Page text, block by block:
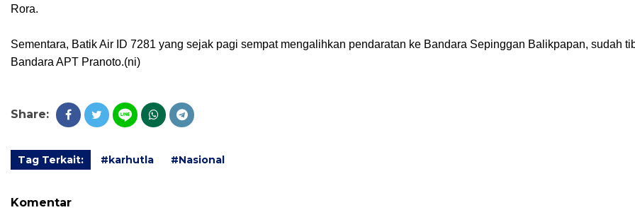
Rora.
Sementara, Batik Air ID 7281 yang sejak pagi sempat mengalihkan pendaratan ke Bandara Sepinggan Balikpapan, sudah
Bandara APT Pranoto.(ni)
Share:
Tag Terkait: #karhutla #Nasional
Komentar